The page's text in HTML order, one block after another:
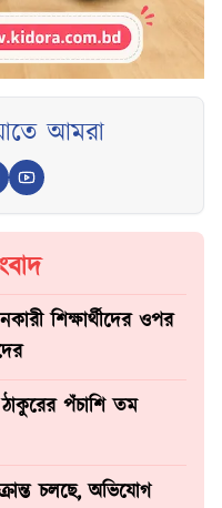
আমরা
শিক্ষার্থীদের ওপর
পঁচাশি তম
চলছে, অভিযোগ